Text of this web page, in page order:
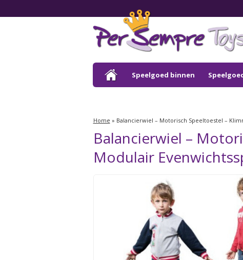
Speelgoed binnen
Home » Balancierwiel – Motorisch Speeltoestel –
Balancierwiel –
Modulair